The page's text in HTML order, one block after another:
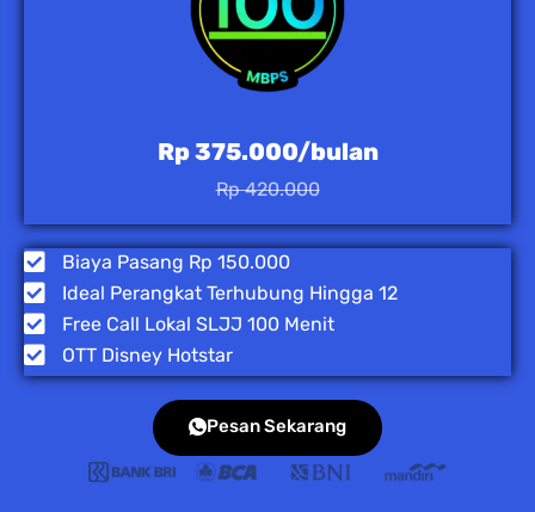
Rp 375.000/bulan
Rp 420.000
Biaya Pasang Rp 150.000
Ideal Perangkat Terhubung Hingga 12
Free Call Lokal SLJJ 100 Menit
OTT Disney Hotstar
Pesan Sekarang